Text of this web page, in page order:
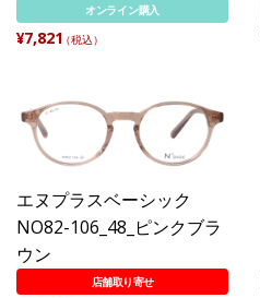
オンライン購入
¥7,821 （税込）
エヌプラスベーシック
NO82-106_48_ピンクブラ
ウン
店舗取り寄せ